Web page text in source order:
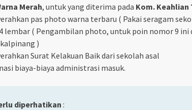
Merah, untuk yang diterima pada Kom. Keahlian
pas photo warna terbaru ( Pakai seragam
lembar ( Pengambilan photo, untuk poin nomor 9 ini
)
Surat Kelakuan Baik dari sekolah asal
biaya-biaya administrasi masuk.
diperhatikan: